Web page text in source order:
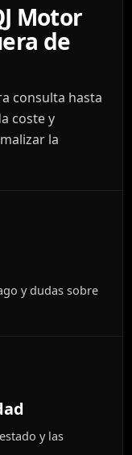
Motor
de
consulta hasta
coste y
la
y dudas sobre
y las